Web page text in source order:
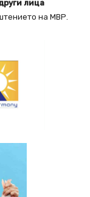
лица
на МВР.